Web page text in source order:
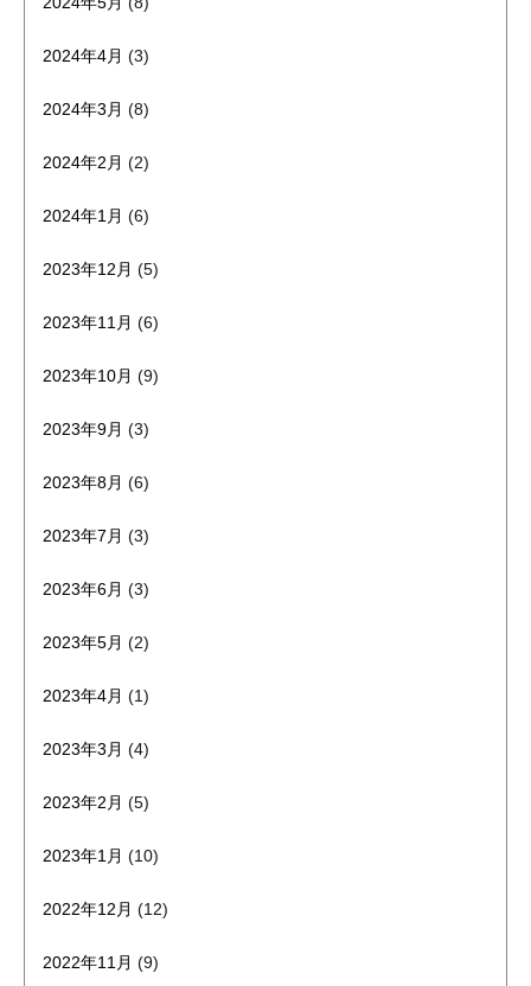
2024年4月 (3)
2024年3月 (8)
2024年2月 (2)
2024年1月 (6)
2023年12月 (5)
2023年11月 (6)
2023年10月 (9)
2023年9月 (3)
2023年8月 (6)
2023年7月 (3)
2023年6月 (3)
2023年5月 (2)
2023年4月 (1)
2023年3月 (4)
2023年2月 (5)
2023年1月 (10)
2022年12月 (12)
2022年11月 (9)